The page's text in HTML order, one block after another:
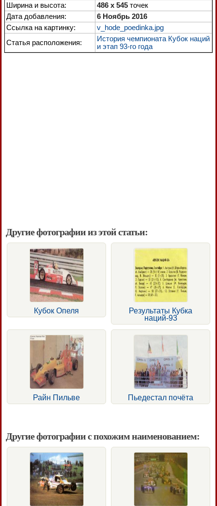
Ширина и высота:
486 x 545 точек
Дата добавления:
6 Ноябрь 2016
Ссылка на картинку:
v_hode_poedinka.jpg
Статья расположения:
История чемпионата Кубок наций
и этап 93-го года
Другие фотографии из этой статьи:
Кубок Опеля
Результаты Кубка
наций-93
Райн Пильве Пьедестал почёта
Другие фотографии с похожим наименованием: